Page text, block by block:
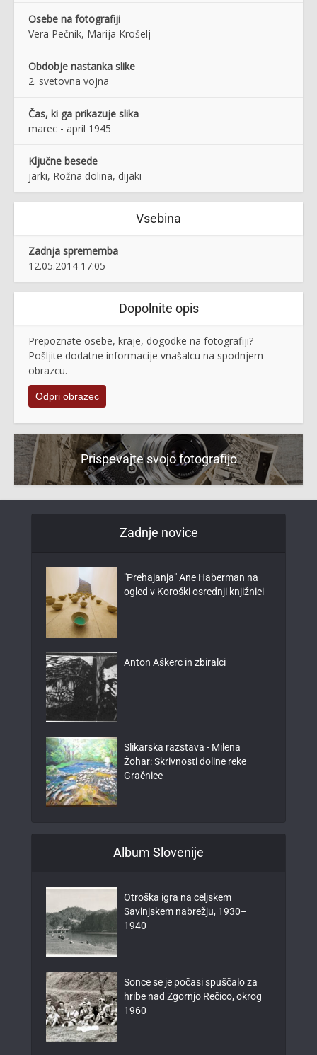
Osebe na fotografiji
Vera Pečnik, Marija Krošelj
Obdobje nastanka slike
2. svetovna vojna
Čas, ki ga prikazuje slika
marec - april 1945
Ključne besede
jarki, Rožna dolina, dijaki
Vsebina
Zadnja sprememba
12.05.2014 17:05
Dopolnite opis
Prepoznate osebe, kraje, dogodke na fotografiji?
Pošljite dodatne informacije vnašalcu na spodnjem
obrazcu.
Odpri obrazec
Prispevajte svojo fotografijo
Zadnje novice
"Prehajanja" Ane Haberman na
ogled v Koroški osrednji knjižnici
Anton Aškerc in zbiralci
Slikarska razstava - Milena
Žohar: Skrivnosti doline reke
Gračnice
Album Slovenije
Otroška igra na celjskem
Savinjskem nabrežju, 1930–
1940
Sonce se je počasi spuščalo za
hribe nad Zgornjo Rečico, okrog
1960